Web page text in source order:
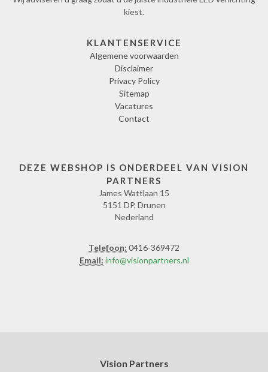
kiest.
KLANTENSERVICE
Algemene voorwaarden
Disclaimer
Privacy Policy
Sitemap
Vacatures
Contact
DEZE WEBSHOP IS ONDERDEEL VAN VISION
PARTNERS
James Wattlaan 15
5151 DP, Drunen
Nederland
Telefoon: 0416-369472
Email: info@visionpartners.nl
Vision Partners